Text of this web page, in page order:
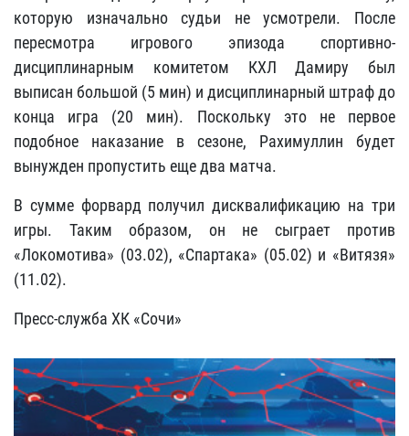
которую изначально судьи не усмотрели. После
пересмотра игрового эпизода спортивно-
дисциплинарным комитетом КХЛ Дамиру был
выписан большой (5 мин) и дисциплинарный штраф до
конца игра (20 мин). Поскольку это не первое
подобное наказание в сезоне, Рахимуллин будет
вынужден пропустить еще два матча.
В сумме форвард получил дисквалификацию на три
игры. Таким образом, он не сыграет против
«Локомотива» (03.02), «Спартака» (05.02) и «Витязя»
(11.02).
Пресс-служба ХК «Сочи»